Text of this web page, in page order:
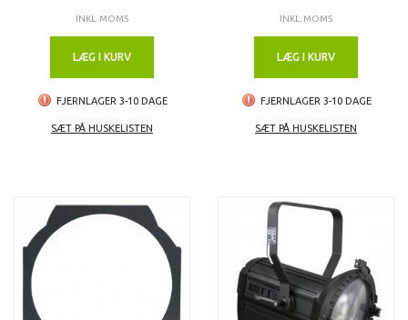
INKL. MOMS
LÆG I KURV
FJERNLAGER 3-10 DAGE
SÆT PÅ HUSKELISTEN
INKL. MOMS
LÆG I KURV
FJERNLAGER 3-10 DAGE
SÆT PÅ HUSKELISTEN